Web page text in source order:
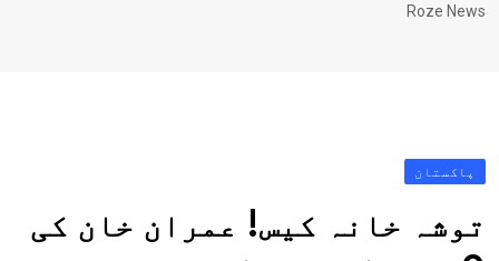
کھیل
Roze News
پاکستان
توشہ خانہ کیس! عمران خان کی